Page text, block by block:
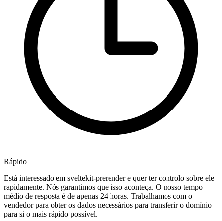
Rápido
Está interessado em sveltekit-prerender e quer ter controlo sobre ele
rapidamente. Nós garantimos que isso aconteça. O nosso tempo
médio de resposta é de apenas 24 horas. Trabalhamos com o
vendedor para obter os dados necessários para transferir o domínio
para si o mais rápido possível.